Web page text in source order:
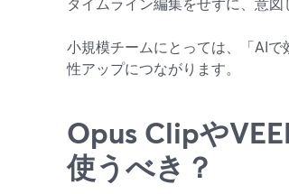
小規模チームにとっては、「AI
性アップにつながります。
Opus Clipや
使うべき？